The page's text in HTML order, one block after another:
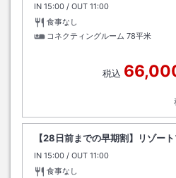
IN チェックイン
15:00 / OUT チェックアウト
11:00
食事なし
コネクティングルーム 78平米
税込
【28日前までの早期割】リゾー
IN チェックイン
15:00 / OUT チェックアウト
11:00
食事なし